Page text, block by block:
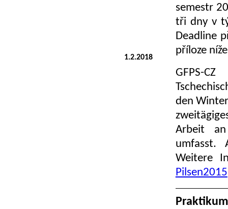
1.2.2018
semestr
tři dny v
Deadline
příloze
GFPS-
den
Arbeit
umfasst.
Weitere
Pilsen2015